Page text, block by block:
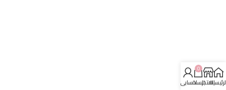
المتجر
0
السلةحسابي